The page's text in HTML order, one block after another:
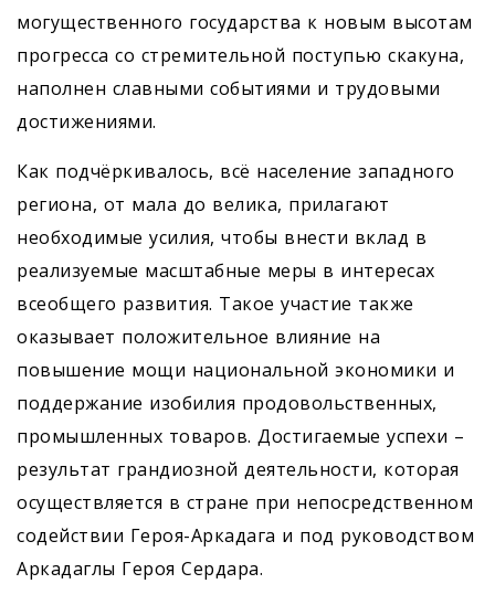
могущественного государства к новым высотам
прогресса со стремительной поступью скакуна,
наполнен славными событиями и трудовыми
достижениями.
Как подчёркивалось, всё население западного
региона, от мала до велика, прилагают
необходимые усилия, чтобы внести вклад в
реализуемые масштабные меры в интересах
всеобщего развития. Такое участие также
оказывает положительное влияние на
повышение мощи национальной экономики и
поддержание изобилия продовольственных,
промышленных товаров. Достигае­мые успехи –
результат грандиозной деятельности, которая
осуществляется в стране при непосредственном
содействии ­Героя-Аркадага и под руководством
Аркадаглы Героя Сердара.